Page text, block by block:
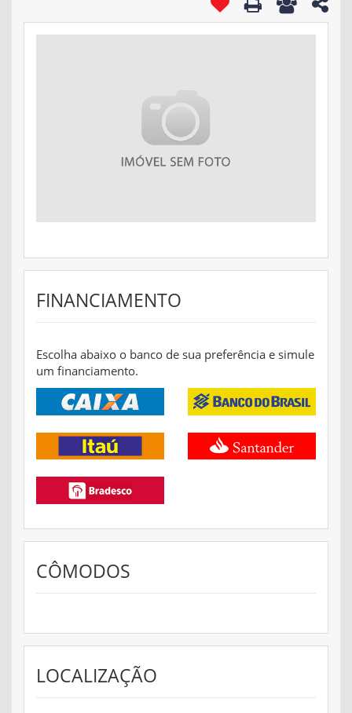
FINANCIAMENTO
Escolha abaixo o banco de sua preferência e simule
um financiamento.
CÔMODOS
LOCALIZAÇÃO